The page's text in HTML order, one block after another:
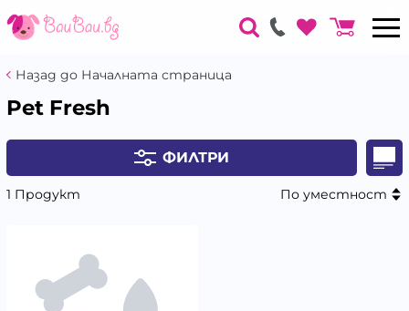
Назад до Началната страница
Pet Fresh
ФИЛТРИ
1 Продукт По уместност